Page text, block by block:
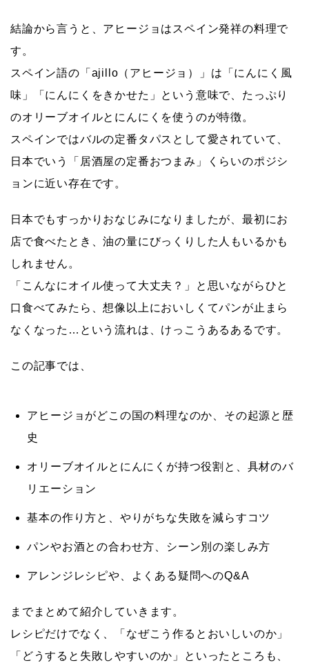
ホームパーティでの楽しみ方
アヒージョに関するQ&A
Q. アヒージョはどこの国の料理？
Q. どんなオリーブオイルを使えばいい？
Q. 残ったオイルは捨てたほうがいい？再利用できる？
Q. アヒージョって日持ちする？作り置きしてもいい？
Q. 子どもでも食べられる？にんにくや辛さが心配
Q. フライパンでも作れる？専用のスキレットが必要？
Q. アヒージョに合う具材で、意外におすすめのもの
は？
結論から言うと、アヒージョは スペイン発祥の料理で
す。
スペイン語の「ajillo（アヒージョ）」は「にんにく風
味」「にんにくをきかせた」という意味で、たっぷり
のオリーブオイルとにんにくを使うのが特徴。
スペインではバルの定番タパスとして愛されていて、
日本でいう「居酒屋の定番おつまみ」くらいのポジシ
ョンに近い存在です。
日本でもすっかりおなじみになりましたが、最初にお
店で食べたとき、油の量にびっくりした人もいるかも
しれません。
「こんなにオイル使って大丈夫？」と思いながらひと
口食べてみたら、想像以上においしくてパンが止まら
なくなった…という流れは、けっこうあるあるです。
この記事では、
アヒージョがどこの国の料理なのか、その起源と歴
史
オリーブオイルとにんにくが持つ役割と、具材のバ
リエーション
基本の作り方と、やりがちな失敗を減らすコツ
パンやお酒との合わせ方、シーン別の楽しみ方
アレンジレシピや、よくある疑問へのQ&A
までまとめて紹介していきます。
レシピだけでなく、「なぜこう作るとおいしいのか」
「どうすると失敗しやすいのか」といったところも、